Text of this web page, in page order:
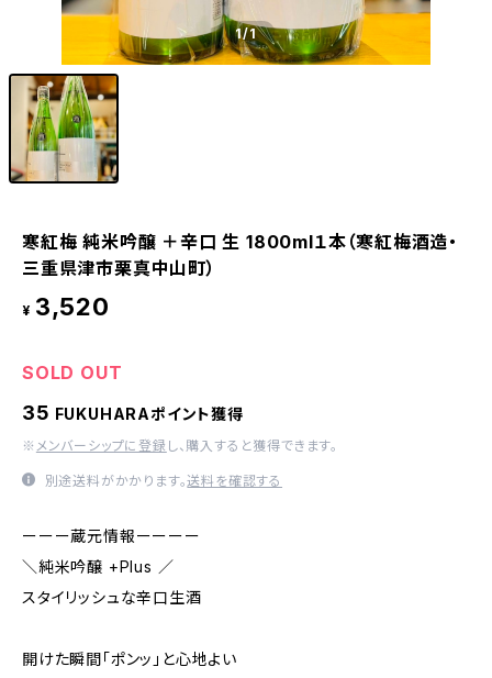
1/1
寒紅梅 純米吟醸 ＋辛口 生 1800ml１本（寒紅梅酒造・
三重県津市栗真中山町）
¥ 3,520
SOLD OUT
35 FUKUHARAポイント獲得
※ メンバーシップに登録 し、購入すると獲得できます。
別途送料がかかります。送料を確認する
ーーー蔵元情報ーーーー
＼純米吟醸 +Plus ／
スタイリッシュな辛口生酒
開けた瞬間「ポンッ」と心地よい